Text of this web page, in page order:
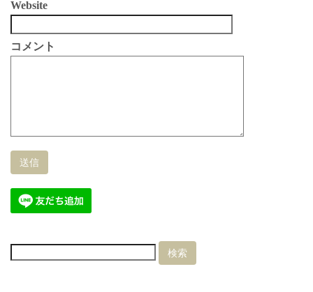
Website
コメント